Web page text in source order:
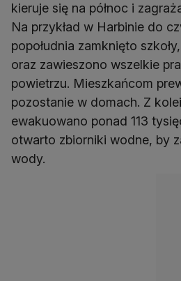
kieruje się na północ i
Na przykład w Harbinie do
popołudnia zamknięto
oraz zawieszono wszelkie
powietrzu. Mieszkańcom
pozostanie w domach. Z
ewakuowano ponad 113
otwarto zbiorniki wodne, by
wody.